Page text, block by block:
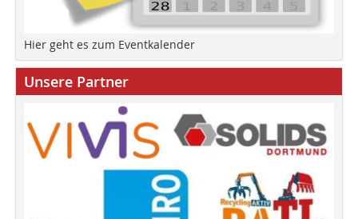
Hier geht es zum Eventkalender
Unsere Partner